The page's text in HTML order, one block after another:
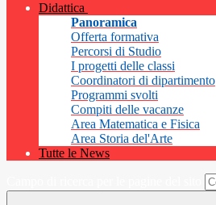
Didattica
Panoramica
Offerta formativa
Percorsi di Studio
I progetti delle classi
Coordinatori di dipartimento
Programmi svolti
Compiti delle vacanze
Area Matematica e Fisica
Area Storia del'Arte
Tutte le News